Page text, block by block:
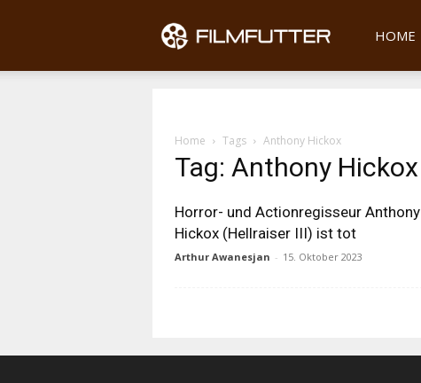
Filmfutter
HOME
Home Tags Anthony Hickox
Tag: Anthony Hickox
Horror- und Actionregisseur Anthony
Hickox (Hellraiser III) ist tot
Arthur Awanesjan - 15. Oktober 2023